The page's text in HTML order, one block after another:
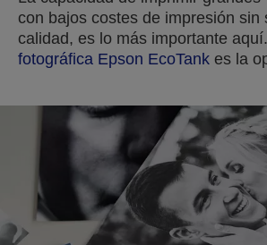
con bajos costes de impresión sin
calidad, es lo más importante
fotográfica Epson EcoTank es la